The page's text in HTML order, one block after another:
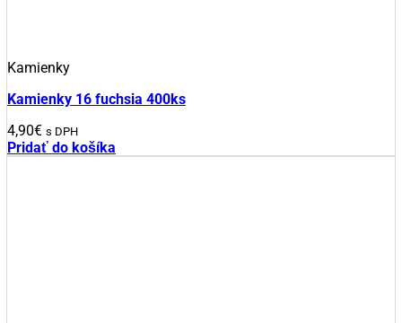
Kamienky
Kamienky 16 fuchsia 400ks
4,90€ s DPH
Pridať do košíka